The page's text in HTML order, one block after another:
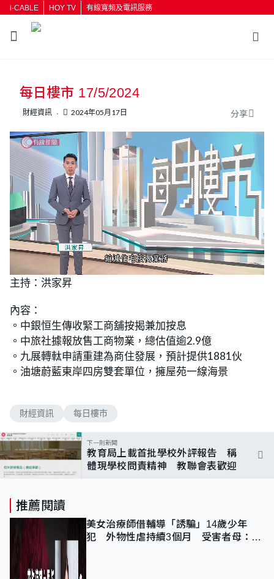
i-CABLE HOY TV 有線寬頻及電訊服務
每日樓市 17/5/2024
財經資訊 2024年05月17日 分享
n
m
u
o
.
0
0
%
主持：洪家昇
內容：
。中銀恒生傳收緊工商舖按揭兼加按息
。中旅社據報放售工商物業，總估值逾2.9億
。九展轉軚申請重建為商住發展，預計提供1881伙
。油塘蔚藍東岸四房雙套單位，擁屋苑一線海景
財經資訊 每日樓市
下一則新聞
教育局上載首批學校外評報告 稱
體現學校問責精神 教聯會表歡迎
推薦閱讀
美女治療師借輔導「誘騙」14歲少年
犯 外物性虐持續3個月 受害者母：要